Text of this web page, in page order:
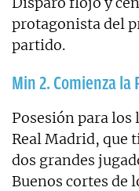
protagonista del
partido.
Min 2. Comienza la
Posesión para
Real Madrid, que
dos grandes
Buenos cortes de